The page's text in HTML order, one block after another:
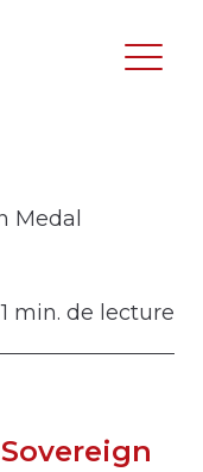
Medal
1 min. de lecture